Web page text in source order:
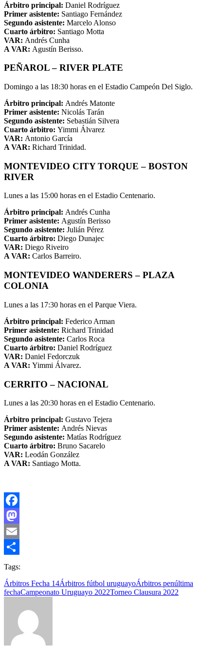
Árbitro principal: Daniel Rodríguez
Primer asistente: Santiago Fernández
Segundo asistente: Marcelo Alonso
Cuarto árbitro: Santiago Motta
VAR: Andrés Cunha
A VAR: Agustín Berisso.
PEÑAROL – RIVER PLATE
Domingo a las 18:30 horas en el Estadio Campeón Del Siglo.
Árbitro principal: Andrés Matonte
Primer asistente: Nicolás Tarán
Segundo asistente: Sebastián Silvera
Cuarto árbitro: Yimmi Álvarez
VAR: Antonio García
A VAR: Richard Trinidad.
MONTEVIDEO CITY TORQUE – BOSTON
RIVER
Lunes a las 15:00 horas en el Estadio Centenario.
Árbitro principal: Andrés Cunha
Primer asistente: Agustín Berisso
Segundo asistente: Julián Pérez
Cuarto árbitro: Diego Dunajec
VAR: Diego Riveiro
A VAR: Carlos Barreiro.
MONTEVIDEO WANDERERS – PLAZA
COLONIA
Lunes a las 17:30 horas en el Parque Viera.
Árbitro principal: Federico Arman
Primer asistente: Richard Trinidad
Segundo asistente: Carlos Roca
Cuarto árbitro: Daniel Rodríguez
VAR: Daniel Fedorczuk
A VAR: Yimmi Álvarez.
CERRITO – NACIONAL
Lunes a las 20:30 horas en el Estadio Centenario.
Árbitro principal: Gustavo Tejera
Primer asistente: Andrés Nievas
Segundo asistente: Matías Rodríguez
Cuarto árbitro: Bruno Sacarelo
VAR: Leodán González
A VAR: Santiago Motta.
Facebook
Mastodon
Email
Compartir
Tags:
Árbitros Fecha 14Árbitros fútbol uruguayoÁrbitros penúltima
fechaCampeonato Uruguayo 2022Torneo Clausura 2022